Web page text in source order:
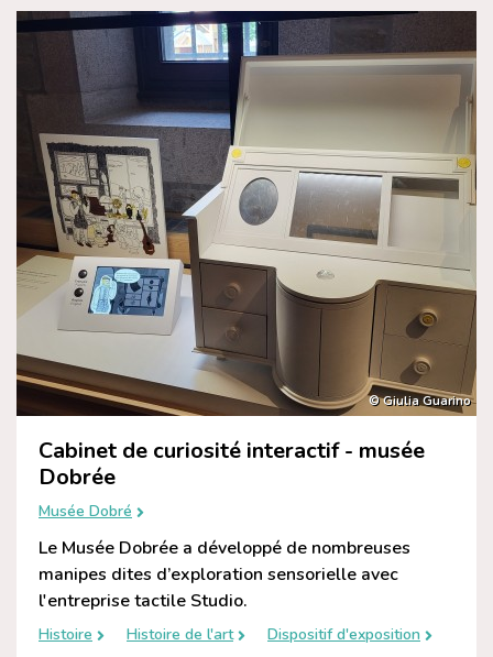
© Giulia Guarino
Cabinet de curiosité interactif - musée
Dobrée
Musée Dobré
Le Musée Dobrée a développé de nombreuses
manipes dites d’exploration sensorielle avec
l'entreprise tactile Studio.
Histoire Histoire de l'art
Dispositif d'exposition